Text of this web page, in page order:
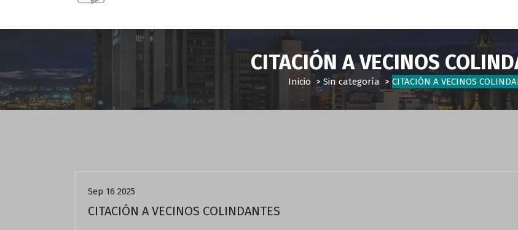
CITACIÓN A VECINOS
Inicio> Sin categoría > CITACIÓN A VECINOS
Sep 16 2025
CITACIÓN A VECINOS COLINDANTES